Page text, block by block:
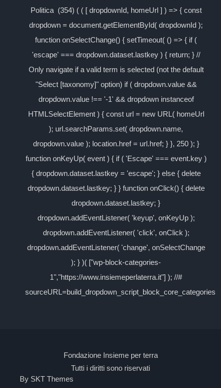
Politica (354) ( ( [ dropdownId, homeUrl ] ) => { const
dropdown = document.getElementById( dropdownId );
function onSelectChange() { setTimeout( () => { if (
'escape' === dropdown.dataset.lastkey ) { return; } //
Only navigate if a valid term is selected (not the default
"Select [taxonomy]" option) if ( dropdown.value &&
dropdown.value !== '-1' && dropdown instanceof
HTMLSelectElement ) { const url = new URL( homeUrl
); url.searchParams.set( dropdown.name,
dropdown.value ); location.href = url.href; } }, 250 ); }
function onKeyUp( event ) { if ( 'Escape' === event.key )
{ dropdown.dataset.lastkey = 'escape'; } else { delete
dropdown.dataset.lastkey; } } function onClick() { delete
dropdown.dataset.lastkey; }
dropdown.addEventListener( 'keyup', onKeyUp );
dropdown.addEventListener( 'click', onClick );
dropdown.addEventListener( 'change', onSelectChange
); } )( ["wp-block-categories-
1","https://www.insiemeperlaterra.it"] ); //#
sourceURL=build_dropdown_script_block_core_categories
Fondazione Insieme per terra
Tutti i diritti sono riservati
By SKT Themes